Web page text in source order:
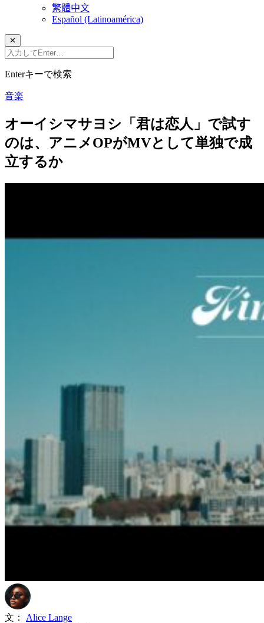
繁體中文
Español (Latinoamérica)
✕
Enterキーで検索
音楽
オーイシマサヨシ「君は恋人」で試す
のは、アニメOPがMVとして単独で成
立するか
文：
Alice Lange